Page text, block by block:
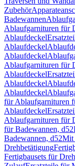
Zubehör
Badewannen
Ablaufgarnituren für
Ablaufdeckel
Ablaufdeckel
Ablaufdeckel
Ablaufgarnituren für
Ablaufdeckel
Ablaufdeckel
Ablaufdeckel
für Ablaufgarnituren
Ablaufdeckel
Ablaufgarnituren für
für Badewannen, d52
Badewannen, d52Mit
Drehbetätigung
Fertigbausets für